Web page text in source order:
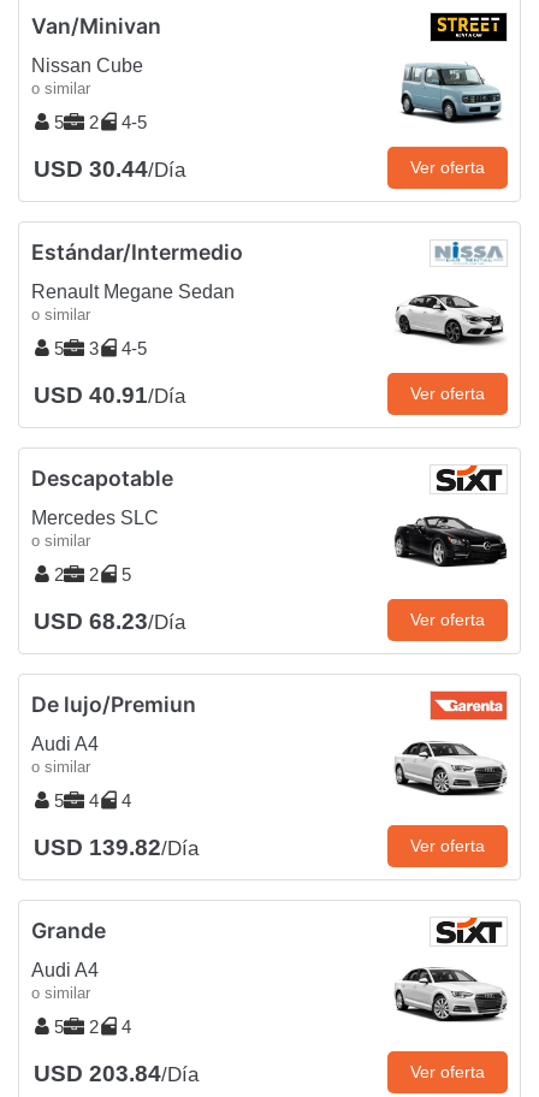
Van/Minivan
Nissan Cube
o similar
5 2 4-5
USD 30.44/Día Ver oferta
Estándar/Intermedio
Renault Megane Sedan
o similar
5 3 4-5
USD 40.91/Día Ver oferta
Descapotable
Mercedes SLC
o similar
2 2 5
USD 68.23/Día Ver oferta
De lujo/Premiun
Audi A4
o similar
5 4 4
USD 139.82/Día Ver oferta
Grande
Audi A4
o similar
5 2 4
USD 203.84/Día Ver oferta